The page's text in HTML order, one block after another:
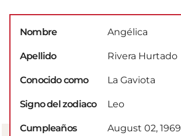
Nombre Angélica
Apellido Rivera Hurtado
Conocido como La Gaviota
Signo del zodiaco Leo
Cumpleaños August 02, 1969